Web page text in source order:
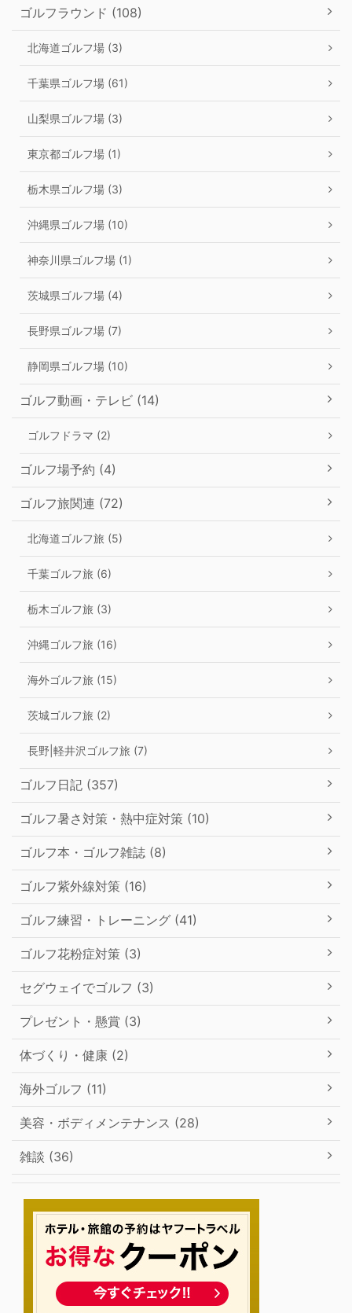
ゴルフラウンド (108)
北海道ゴルフ場 (3)
千葉県ゴルフ場 (61)
山梨県ゴルフ場 (3)
東京都ゴルフ場 (1)
栃木県ゴルフ場 (3)
沖縄県ゴルフ場 (10)
神奈川県ゴルフ場 (1)
茨城県ゴルフ場 (4)
長野県ゴルフ場 (7)
静岡県ゴルフ場 (10)
ゴルフ動画・テレビ (14)
ゴルフドラマ (2)
ゴルフ場予約 (4)
ゴルフ旅関連 (72)
北海道ゴルフ旅 (5)
千葉ゴルフ旅 (6)
栃木ゴルフ旅 (3)
沖縄ゴルフ旅 (16)
海外ゴルフ旅 (15)
茨城ゴルフ旅 (2)
長野|軽井沢ゴルフ旅 (7)
ゴルフ日記 (357)
ゴルフ暑さ対策・熱中症対策 (10)
ゴルフ本・ゴルフ雑誌 (8)
ゴルフ紫外線対策 (16)
ゴルフ練習・トレーニング (41)
ゴルフ花粉症対策 (3)
セグウェイでゴルフ (3)
プレゼント・懸賞 (3)
体づくり・健康 (2)
海外ゴルフ (11)
美容・ボディメンテナンス (28)
雑談 (36)